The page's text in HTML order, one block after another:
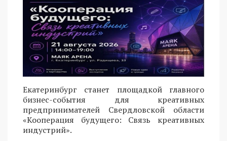
Екатеринбург станет площадкой главного
бизнес-события для креативных
предпринимателей Свердловской области
«Кооперация будущего: Связь креативных
индустрий».